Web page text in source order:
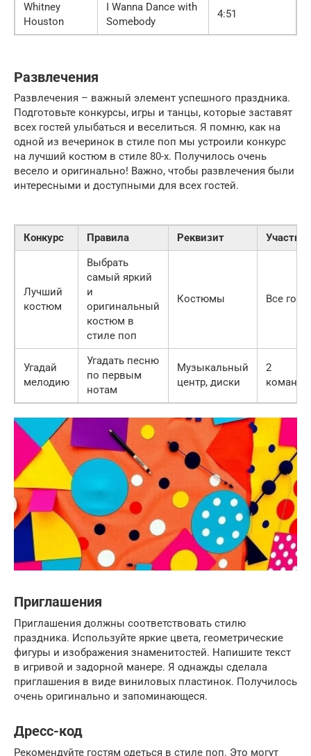
Whitney
Houston
I Wanna Dance with
Somebody
4:51
Развлечения
Развлечения – важный элемент успешного праздника.
Подготовьте конкурсы, игры и танцы, которые заставят
всех гостей улыбаться и веселиться. Я помню, как на
одной из вечеринок в стиле поп мы устроили конкурс
на лучший костюм в стиле 80-х. Получилось очень
весело и оригинально! Важно, чтобы развлечения были
интересными и доступными для всех гостей.
Конкурс Правила Реквизит
Лучший
костюм
Выбрать
самый яркий
и
оригинальный
костюм в
стиле поп
Костюмы Все
Угадай
мелодию
Угадать песню
по первым
нотам
Музыкальный
центр, диски
2
команды
Приглашения
Приглашения должны соответствовать стилю
праздника. Используйте яркие цвета, геометрические
фигуры и изображения знаменитостей. Напишите текст
в игривой и задорной манере. Я однажды сделала
приглашения в виде виниловых пластинок. Получилось
очень оригинально и запоминающеся.
Дресс-код
Рекомендуйте гостям одеться в стиле поп. Это могут